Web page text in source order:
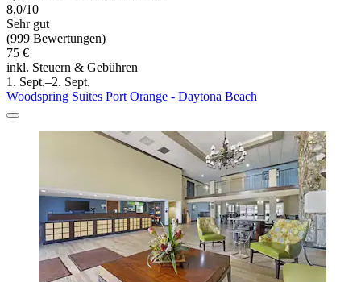
8,0/10
Sehr gut
(999 Bewertungen)
75 €
inkl. Steuern & Gebühren
1. Sept.–2. Sept.
Woodspring Suites Port Orange - Daytona Beach